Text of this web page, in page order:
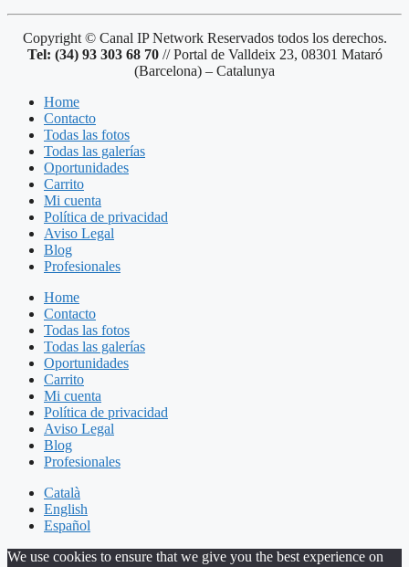
Copyright © Canal IP Network Reservados todos los derechos.
Tel: (34) 93 303 68 70// Portal de Valldeix 23, 08301 Mataró
(Barcelona) – Catalunya
Home
Contacto
Todas las fotos
Todas las galerías
Oportunidades
Carrito
Mi cuenta
Política de privacidad
Aviso Legal
Blog
Profesionales
Home
Contacto
Todas las fotos
Todas las galerías
Oportunidades
Carrito
Mi cuenta
Política de privacidad
Aviso Legal
Blog
Profesionales
Català
English
Español
We use cookies to ensure that we give you the best experience on